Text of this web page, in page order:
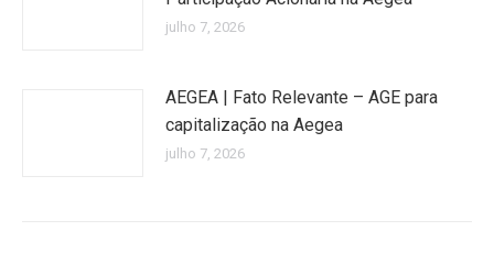
julho 7, 2026
AEGEA | Fato Relevante – AGE para
capitalização na Aegea
julho 7, 2026